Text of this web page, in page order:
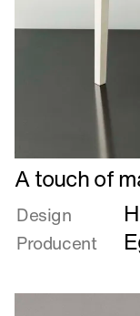
Læs
mere
om
A
touch
mack
A touch of
Design
Producent